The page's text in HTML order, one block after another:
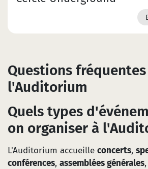
Questions
l'Auditorium
Quels types
on organiser à
L'Auditorium accueille concerts,
conférences, assemblées générales,